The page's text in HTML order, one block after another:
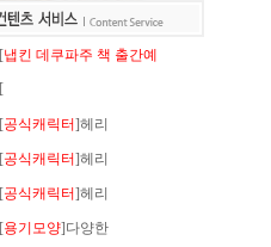
[냅킨 데쿠파주 책 출간예
[
[공식캐릭터]헤리
[공식캐릭터]헤리
[공식캐릭터]헤리
[용기모양]다양한